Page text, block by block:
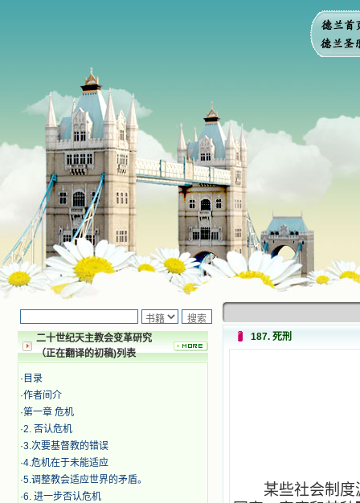
二十世纪天主教会变革研究
（正在翻译的初稿)列表
· 目录
·作者间介
·第一章 危机
·2. 否认危机
·3.次要基督教的错误
·4.危机在于未能适应
·5.调整教会适应世界的矛盾。
·6. 进一步否认危机
187. 死刑
某些社会制度源